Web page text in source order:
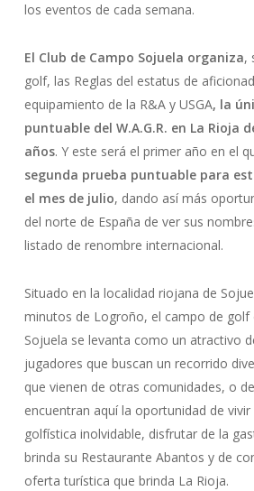
los eventos de cada semana.
El Club de Campo Sojuela organiza,
golf, las Reglas del estatus de
equipamiento de la R&A y USGA, la
puntuable del W.A.G.R. en La Rioja
años. Y este será el primer año en el
segunda prueba puntuable para
el mes de julio, dando así más
del norte de España de ver sus
listado de renombre internacional.
Situado en la localidad riojana de
minutos de Logroño, el campo de golf
Sojuela se levanta como un atractivo
jugadores que buscan un recorrido
que vienen de otras comunidades, o
encuentran aquí la oportunidad de vivir
golfística inolvidable, disfrutar de la
brinda su Restaurante Abantos y de
oferta turística que brinda La Rioja.